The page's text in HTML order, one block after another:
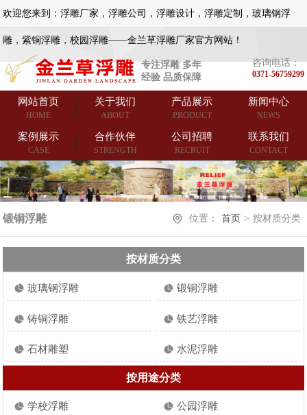
欢迎您来到：浮雕厂家，浮雕公司，浮雕设计，浮雕定制，玻璃钢浮
雕，紫铜浮雕，校园浮雕——金兰草浮雕厂家官方网站！
专注浮雕 多年
经验 品质保障
咨询电话：
0371-56759299
网站首页
HOME
关于我们
ABOUT
产品展示
PRODUCT
新闻中心
NEWS
案例展示
CASE
合作伙伴
STRENGTH
公司招聘
RECRUIT
联系我们
CONTACT
锻铜浮雕 位置： 首页 > 按材质分类
按材质分类
玻璃钢浮雕 锻铜浮雕
铸铜浮雕 铁艺浮雕
石材雕塑 水泥浮雕
按用途分类
学校浮雕 公园浮雕